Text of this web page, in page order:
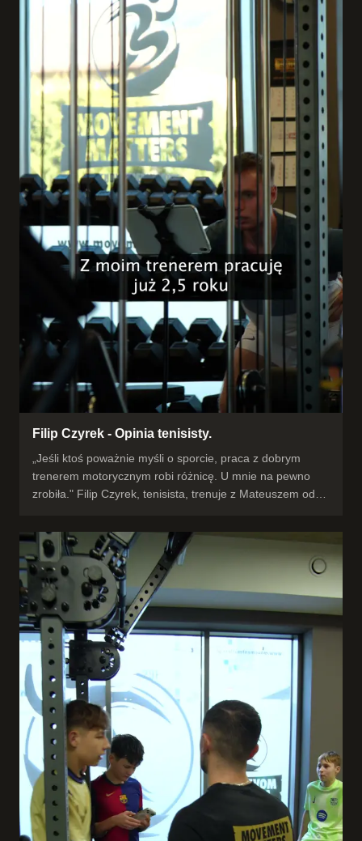
Filip Czyrek - Opinia tenisisty.
„Jeśli ktoś poważnie myśli o sporcie, praca z dobrym
trenerem motorycznym robi różnicę. U mnie na pewno
zrobiła." Filip Czyrek, tenisista, trenuje z Mateuszem od
Bez przypadkowych ćwiczeń: każdy trening przemyślany i
dopasowany pod jego rozwój i cele. Jest motywacja i
wsparcie, ale też wymagania, które pchają do przodu.
#opinia #tenis #przygotowaniemotoryczne #Rzeszów
#trening